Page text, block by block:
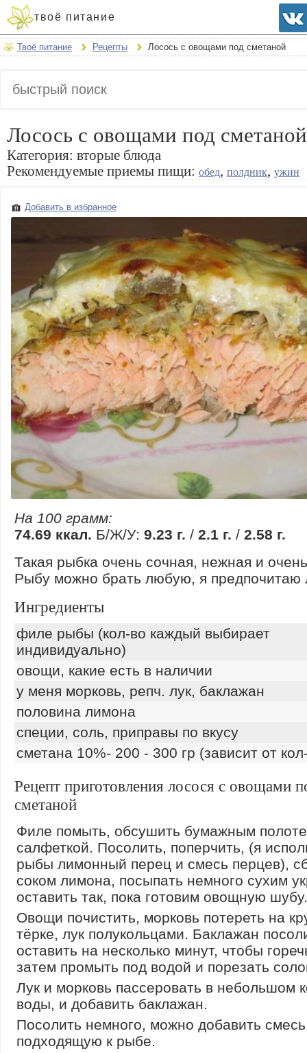
твоё питание
Твоё питание Рецепты Лосось с овощами под сметаной
Лосось с овощами под сметаной
Категория: вторые блюда
Рекомендуемые приемы пищи: обед, полдник, ужин
Добавить в избранное
На 100 грамм:
74.69 ккал. Б/Ж/У: 9.23 г. / 2.1 г. / 2.58 г.
Такая рыбка очень сочная, нежная и
Рыбу можно брать любую, я предпочитаю
Ингредиенты
филе рыбы (кол-во каждый выбирает
индивидуально)
овощи, какие есть в наличии
у меня морковь, репч. лук, баклажан
половина лимона
специи, соль, приправы по вкусу
сметана 10%- 200 - 300 гр (зависит от
Рецепт приготовления лосося с овощами
сметаной
Филе помыть, обсушить бумажным
салфеткой. Посолить, поперчить, (я
рыбы лимонный перец и смесь перцев),
соком лимона, посыпать немного сухим
оставить так, пока готовим овощную шубу.
Овощи почистить, морковь потереть на
тёрке, лук полукольцами. Баклажан
оставить на несколько минут, чтобы
затем промыть под водой и порезать
Лук и морковь пассеровать в небольшом
воды, и добавить баклажан.
Посолить немного, можно добавить
подходящую к рыбе.